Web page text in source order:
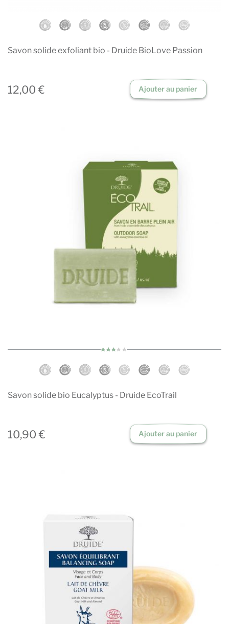
Savon solide exfoliant bio - Druide BioLove Passion
12,00 € Ajouter au panier
Savon solide bio Eucalyptus - Druide EcoTrail
10,90 € Ajouter au panier